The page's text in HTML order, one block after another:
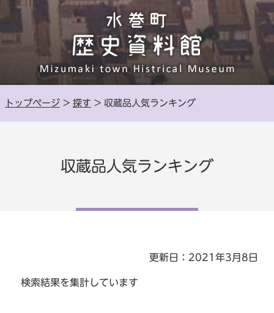
トップページ > 探す > 収蔵品人気ランキング
収蔵品人気ランキング
更新日：2021年3月8日
検索結果を集計しています